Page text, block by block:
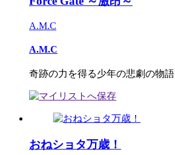
A.M.C
A.M.C
奇跡の力を得る少年の悲劇の物語
おねショタ万歳！